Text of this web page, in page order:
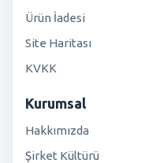
Ürün İadesi
Site Haritası
KVKK
Kurumsal
Hakkımızda
Şirket Kültürü